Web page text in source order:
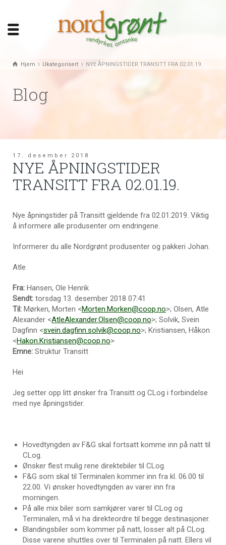
Hjem Ukategorisert NYE ÅPNINGSTIDER TRANSITT FRA 02.01.19.
Blog
17. desember 2018
NYE ÅPNINGSTIDER
TRANSITT FRA 02.01.19.
Nye åpningstider på Transitt gjeldende fra 02.01.2019. Viktig
å informere alle produsenter om endringene.
Informerer du alle Nordgrønt produsenter og pakkeri Johan.
Atle
Fra: Hansen, Ole Henrik
Sendt: torsdag 13. desember 2018 07:41
Til: Mørken, Morten <Morten.Morken@coop.no>; Olsen, Atle
Alexander <AtleAlexander.Olsen@coop.no>; Solvik, Svein
Dagfinn <svein.dagfinn.solvik@coop.no>; Kristiansen, Håkon
<Hakon.Kristiansen@coop.no>
Emne: Struktur Transitt
Hei
Jeg setter opp litt ønsker fra Transitt og CLog i forbindelse
med nye åpningstider.
Hovedtyngden av F&G skal fortsatt komme inn på natt til
CLog.
Ønsker flest mulig rene direktebiler til CLog.
F&G som skal til Terminalen kommer inn fra kl. 06.00 til
22.00. Vi ønsker hovedtyngden av varer inn fra
morningen.
På alle mix biler som samkjører varer til CLog og
Terminalen, må vi ha direkteordre til begge destinasjoner.
Blandingsbiler som kommer på natt, losser alt på CLog.
Disse varene shuttles over til Terminalen på natt. Ellers vil